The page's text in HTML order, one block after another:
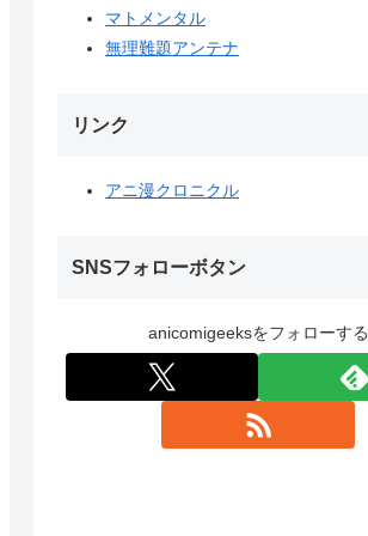
マトメンタル
無理難題アンテナ
リンク
アニ漫クロニクル
SNSフォローボタン
anicomigeeksをフォローする